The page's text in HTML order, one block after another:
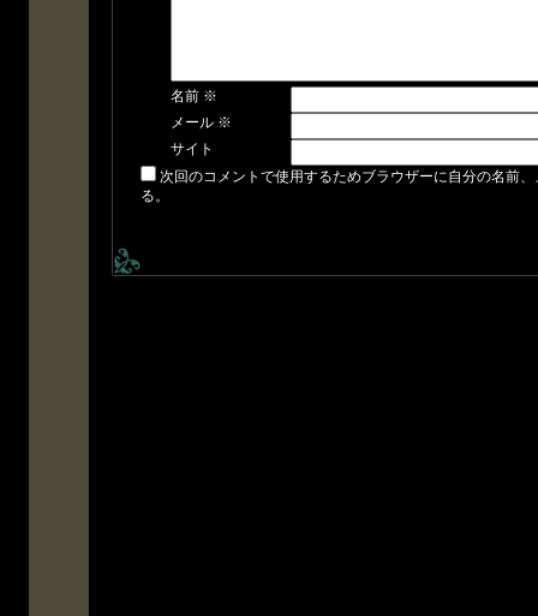
名前 ※
メール ※
サイト
次回のコメントで使用するためブラウザーに自分の名前
る。